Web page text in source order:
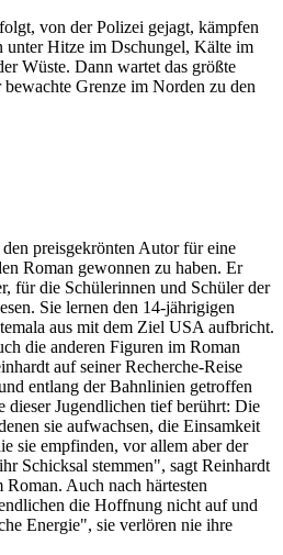
von der Polizei gejagt, kämpfen
unter Hitze im Dschungel, Kälte im
Wüste. Dann wartet das größte
Grenze im Norden zu den
preisgekrönten Autor für eine
Roman gewonnen zu haben. Er
für die Schülerinnen und Schüler der
Sie lernen den 14-jährigigen
aus mit dem Ziel USA aufbricht.
die anderen Figuren im Roman
auf seiner Recherche-Reise
entlang der Bahnlinien getroffen
dieser Jugendlichen tief berührt: Die
sie aufwachsen, die Einsamkeit
sie empfinden, vor allem aber der
Schicksal stemmen", sagt Reinhardt
Auch nach härtesten
die Hoffnung nicht auf und
Energie", sie verlören nie ihre